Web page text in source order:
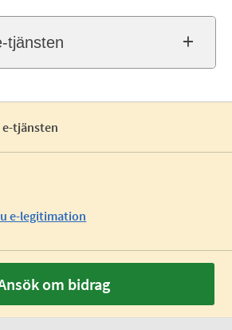
tjänsten
e-tjänsten
e-legitimation
om bidrag